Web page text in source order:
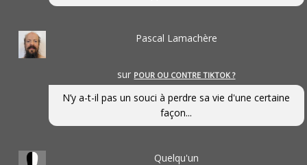
Pascal Lamachère
sur POUR OU CONTRE TIKTOK ?
N’y a-t-il pas un souci à perdre sa vie d'une certaine
façon...
Quelqu'un